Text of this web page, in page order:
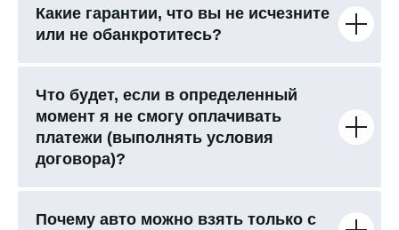
Какие гарантии, что вы не исчезните
или не обанкротитесь?
Что будет, если в определенный
момент я не смогу оплачивать
платежи (выполнять условия
договора)?
Почему авто можно взять только с